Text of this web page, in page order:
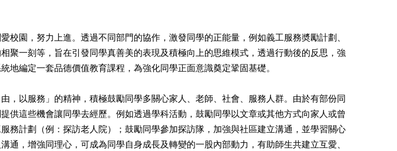
校園，努力上進。透過不同部門的協作，激發同學的正能量，例如義工服務奬勵計劃、
聚一刻等，旨在引發同學真善美的表現及積極向上的思維模式，透過行動後的反思，強
地編定一套品德價值教育課程，為強化同學正面意識奠定鞏固基礎。
，以服務」的精神，積極鼓勵同學多關心家人、老師、社會、服務人群。由於有部份同
供這些機會讓同學去經歷。例如透過學科活動，鼓勵同學以文章或其他方式向家人或曾
務計劃（例：探訪老人院）；鼓勵同學參加探訪隊，加強與社區建立溝通，並學習關心
通，增強同理心，可成為同學自身成長及轉變的一股內部動力，有助師生共建立互愛、